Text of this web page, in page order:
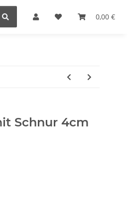
0,00 €
Krippenzubehör
Schnur 4cm